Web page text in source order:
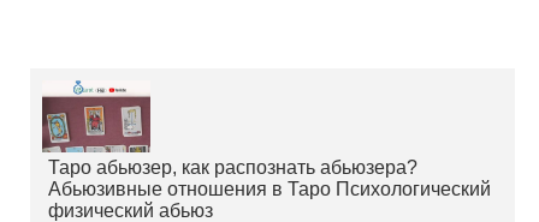
Таро абьюзер, как распознать абьюзера?
Абьюзивные отношения в Таро Психологический
физический абьюз